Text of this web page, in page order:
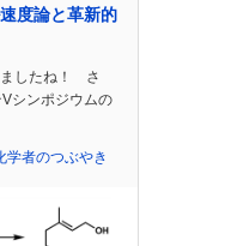
度論と革新的
ましたね！ さ
シンポジウムの
学者のつぶやき